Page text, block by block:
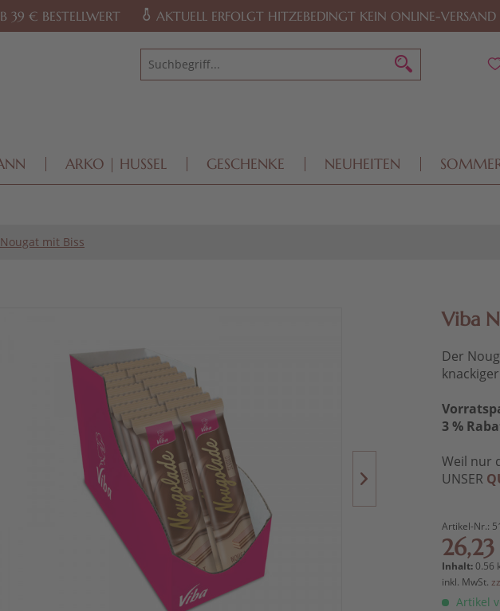
Footer springen
39 € BESTELLWERT AKTUELL ERFOLGT HITZEBEDINGT KEIN ONLINE-VERSAND
ARKO | HUSSEL GESCHENKE NEUHEITEN
Nougat mit Biss
Viba
Der
3 %
Weil nur
UNSER
Artikel-Nr.:
Inhalt:0.56
inkl. MwSt.
Artikel